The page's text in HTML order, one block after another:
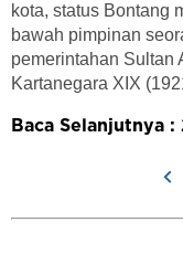
kota, status Bontang
bawah pimpinan
pemerintahan Sultan
Kartanegara XIX
Baca Selanjutnya